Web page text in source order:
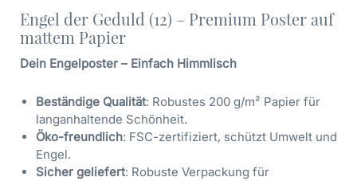
Engel der Geduld (12) – Premium Poster auf
mattem Papier
Dein Engelposter – Einfach Himmlisch
Beständige Qualität: Robustes 200 g/m² Papier für
langanhaltende Schönheit.
Öko-freundlich: FSC-zertifiziert, schützt Umwelt und
Engel.
Sicher geliefert: Robuste Verpackung für